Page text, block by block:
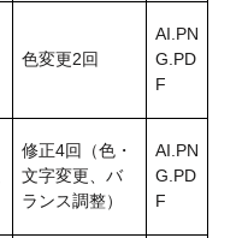
色変更2回
AI.PN
G.PD
F
修正4回（色・
文字変更、バ
ランス調整）
AI.PN
G.PD
F